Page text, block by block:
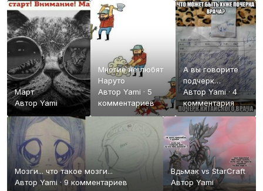
Март
АвторYami
Многие не любят
Наруто
Автор Yami · 5
комментариев
А вы говорите
подчерк
неразборчивый...
АвторYami·4
комментария
Мозги... что такое мозги...
Автор Yami · 9 комментариев
Вдьмак vs StarCraft
Автор Yami